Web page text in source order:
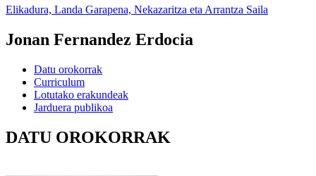
Elikadura, Landa Garapena, Nekazaritza eta Arrantza Saila
Jonan Fernandez Erdocia
Datu orokorrak
Curriculum
Lotutako erakundeak
Jarduera publikoa
DATU OROKORRAK